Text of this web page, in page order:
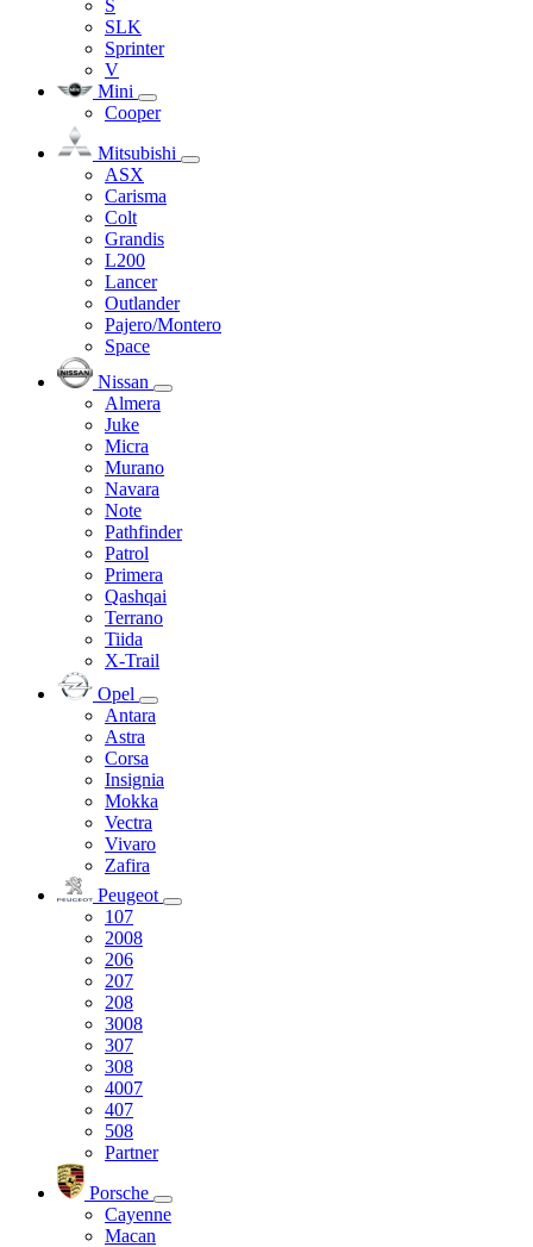
S
SLK
Sprinter
V
Mini
Cooper
Mitsubishi
ASX
Carisma
Colt
Grandis
L200
Lancer
Outlander
Pajero/Montero
Space
Nissan
Almera
Juke
Micra
Murano
Navara
Note
Pathfinder
Patrol
Primera
Qashqai
Terrano
Tiida
X-Trail
Opel
Antara
Astra
Corsa
Insignia
Mokka
Vectra
Vivaro
Zafira
Peugeot
107
2008
206
207
208
3008
307
308
4007
407
508
Partner
Porsche
Cayenne
Macan